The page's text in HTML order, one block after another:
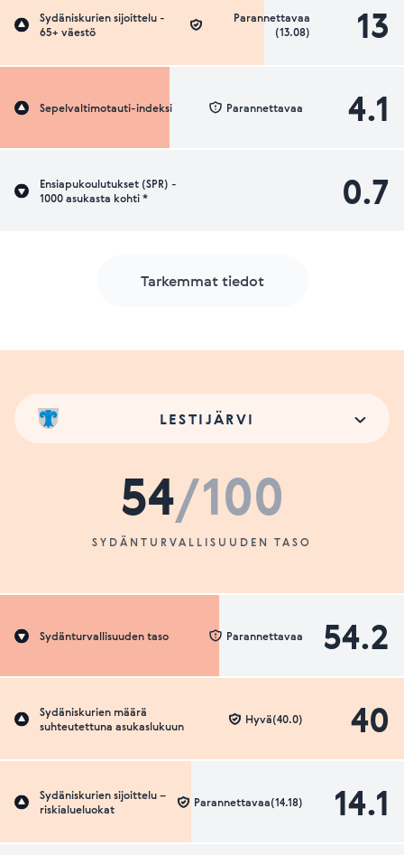
Sydäniskurien sijoittelu -
65+ väestö
13
Parannettavaa
(13.08)
Sepelvaltimotauti-indeksi 4.1
Parannettavaa
Ensiapukoulutukset (SPR) -
1000 asukasta kohti *
0.7
Tarkemmat tiedot
LESTIJÄRVI
54/100
SYDÄNTURVALLISUUDEN TASO
Sydänturvallisuuden taso 54.2
Parannettavaa
Sydäniskurien määrä
suhteutettuna asukaslukuun
40
Hyvä(40.0)
Sydäniskurien sijoittelu –
riskialueluokat
14.1
Parannettavaa(14.18)